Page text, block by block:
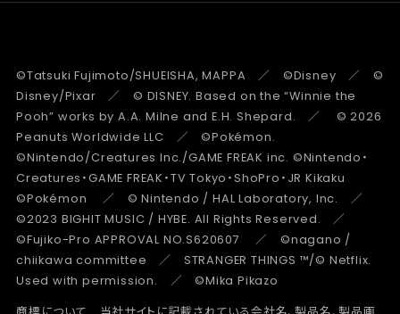
©Tatsuki Fujimoto/SHUEISHA, MAPPA ／ ©Disney ／ ©
Disney/Pixar ／ © DISNEY. Based on the “Winnie the
Pooh” works by A.A. Milne and E.H. Shepard. ／ © 2026
Peanuts Worldwide LLC ／ ©Pokémon.
©Nintendo/Creatures Inc./GAME FREAK inc. ©Nintendo・
Creatures・GAME FREAK・TV Tokyo・ShoPro・JR Kikaku
©Pokémon ／ © Nintendo / HAL Laboratory, Inc. ／
©2023 BIGHIT MUSIC / HYBE. All Rights Reserved. ／
©Fujiko-Pro APPROVAL NO.S620607 ／ ©nagano /
chiikawa committee ／ STRANGER THINGS ™/© Netflix.
Used with permission. ／ ©Mika Pikazo